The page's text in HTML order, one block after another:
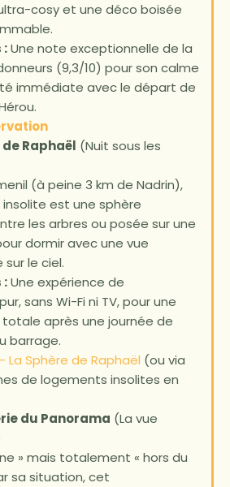
cosy et une déco boisée
:Une note exceptionnelle de la
(9,3/10) pour son calme
immédiate avec le départ de
de Raphaël (Nuit sous les
(à peine 3 km de Nadrin),
est une sphère
les arbres ou posée sur une
dormir avec une vue
le ciel.
:Une expérience de
sans Wi-Fi ni TV, pour une
après une journée de
barrage.
La Sphère de Raphaël (ou via
de logements insolites en
du Panorama (La vue
» mais totalement « hors du
sa situation, cet